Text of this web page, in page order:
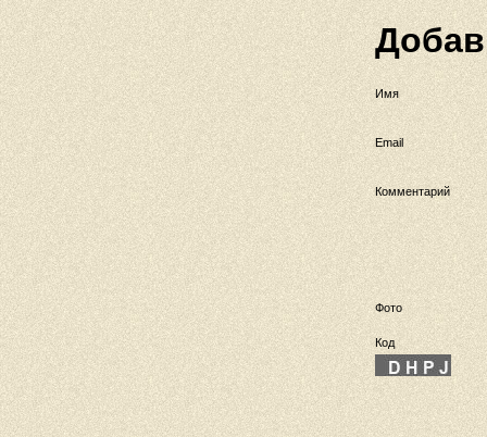
Имя
Email
Комментарий
Фото
Код